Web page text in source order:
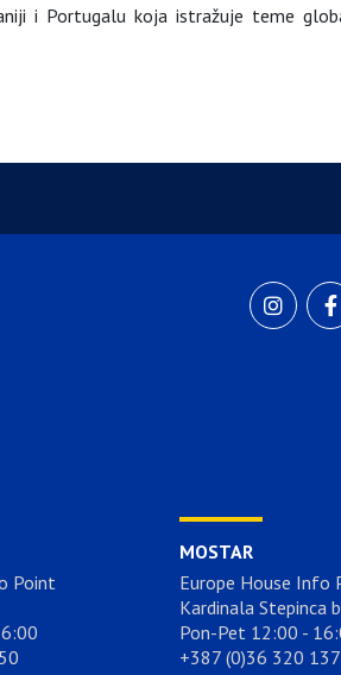
i Portugalu koja istražuje teme
Point
MOSTAR
Europe House Info
Kardinala Stepinca
Pon-Pet 12:00 -
+387 (0)36 320 137